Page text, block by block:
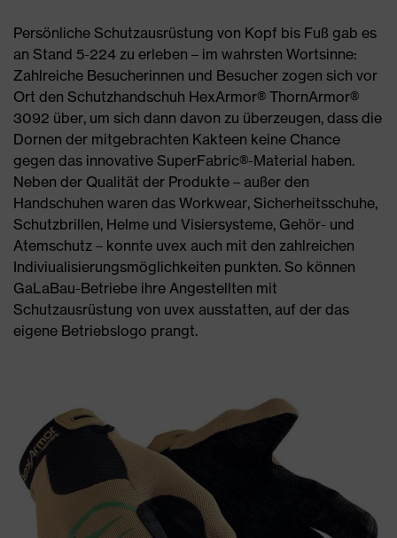
Persönliche Schutzausrüstung von Kopf bis Fuß gab es
an Stand 5-224 zu erleben – im wahrsten Wortsinne:
Zahlreiche Besucherinnen und Besucher zogen sich vor
Ort den Schutzhandschuh HexArmor® ThornArmor®
3092 über, um sich dann davon zu überzeugen, dass die
Dornen der mitgebrachten Kakteen keine Chance
gegen das innovative SuperFabric®-Material haben.
Neben der Qualität der Produkte – außer den
Handschuhen waren das Workwear, Sicherheitsschuhe,
Schutzbrillen, Helme und Visiersysteme, Gehör- und
Atemschutz – konnte uvex auch mit den zahlreichen
Indiviualisierungsmöglichkeiten punkten. So können
GaLaBau-Betriebe ihre Angestellten mit
Schutzausrüstung von uvex ausstatten, auf der das
eigene Betriebslogo prangt.